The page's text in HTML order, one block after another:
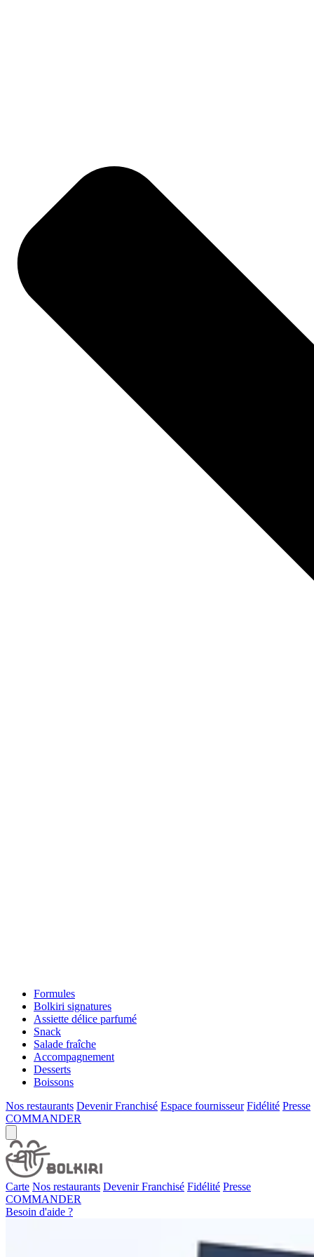
Formules
Bolkiri signatures
Assiette délice parfumé
Snack
Salade fraîche
Accompagnement
Desserts
Boissons
Nos restaurants Devenir Franchisé Espace fournisseur Fidélité Presse
COMMANDER
Carte Nos restaurants Devenir Franchisé Fidélité Presse
COMMANDER
Besoin d'aide ?